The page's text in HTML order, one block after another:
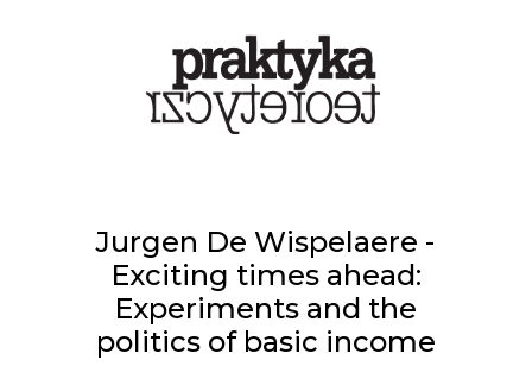
Jurgen De Wispelaere -
Exciting times ahead:
Experiments and the
politics of basic income